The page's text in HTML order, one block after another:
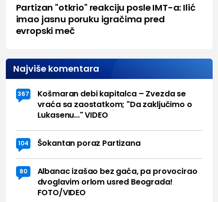
Partizan "otkrio" reakciju posle IMT-a: Ilić
imao jasnu poruku igračima pred
evropski meč
Najviše komentara
367
Košmaran debi kapitalca – Zvezda se
vraća sa zaostatkom; "Da zaključimo o
Lukasenu..." VIDEO
104 Šokantan poraz Partizana
80
Albanac izašao bez gaća, pa provocirao
dvoglavim orlom usred Beograda!
FOTO/VIDEO